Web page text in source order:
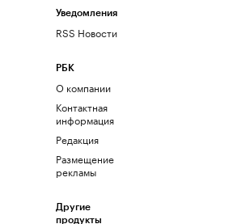
Уведомления
RSS Новости
РБК
О компании
Контактная
информация
Редакция
Размещение
рекламы
Другие
продукты